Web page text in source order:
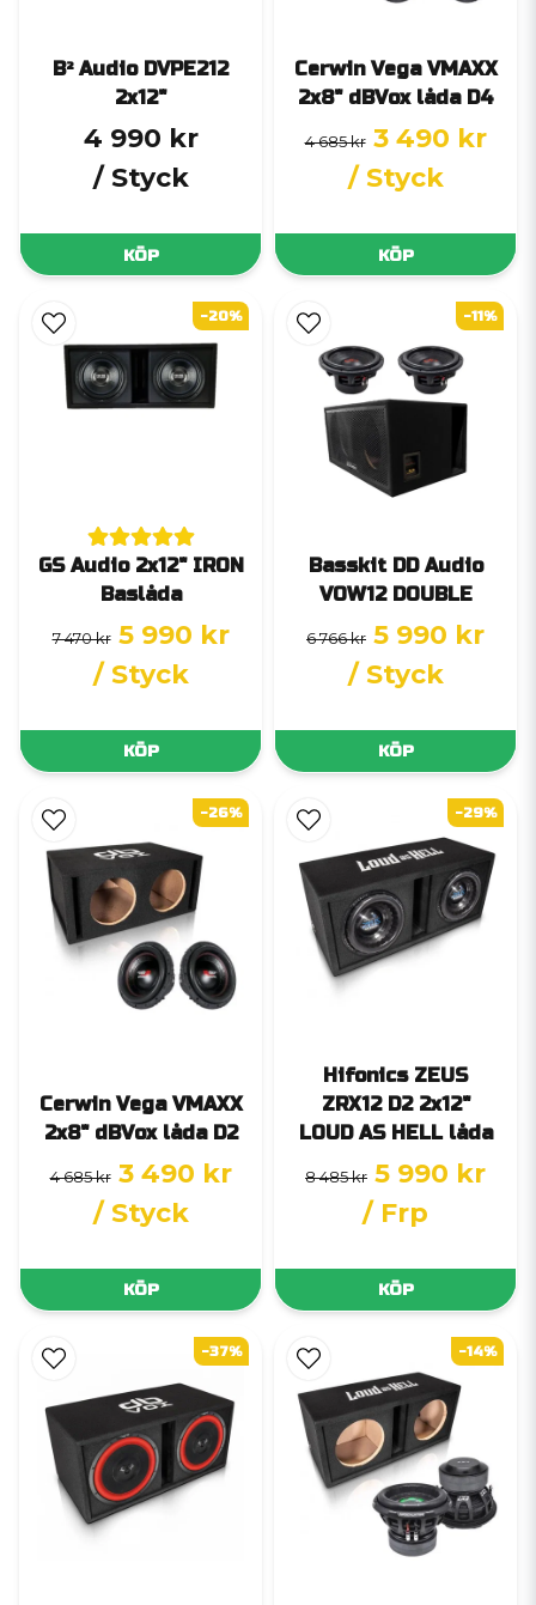
B² Audio DVPE212
2x12"
4 990 kr
/ Styck
KÖP
Cerwin Vega VMAXX
2x8" dBVox låda D4
4 685 kr 3 490 kr
/ Styck
KÖP
GS Audio 2x12" IRON
Baslåda
7 470 kr 5 990 kr
/ Styck
KÖP
-20%
Basskit DD Audio
VOW12 DOUBLE
6 766 kr 5 990 kr
/ Styck
KÖP
-11%
Cerwin Vega VMAXX
2x8" dBVox låda D2
4 685 kr 3 490 kr
/ Styck
KÖP
-26%
Hifonics ZEUS
ZRX12 D2 2x12"
LOUD AS HELL låda
8 485 kr 5 990 kr
/ Frp
KÖP
-29%
-37% -14%